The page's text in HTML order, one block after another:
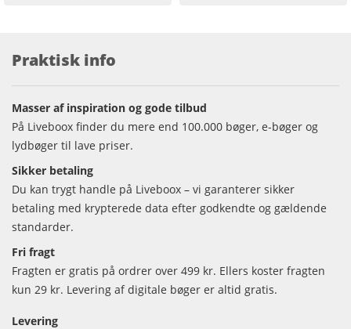
Praktisk info
Masser af inspiration og gode tilbud
På Liveboox finder du mere end 100.000 bøger, e-bøger og
lydbøger til lave priser.
Sikker betaling
Du kan trygt handle på Liveboox – vi garanterer sikker
betaling med krypterede data efter godkendte og gældende
standarder.
Fri fragt
Fragten er gratis på ordrer over 499 kr. Ellers koster fragten
kun 29 kr. Levering af digitale bøger er altid gratis.
Levering